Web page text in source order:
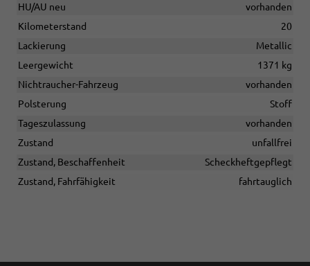
HU/AU neu
vorhanden
Kilometerstand
20
Lackierung
Metallic
Leergewicht
1371 kg
Nichtraucher-Fahrzeug
vorhanden
Polsterung
Stoff
Tageszulassung
vorhanden
Zustand
unfallfrei
Zustand, Beschaffenheit
Scheckheftgepflegt
Zustand, Fahrfähigkeit
fahrtauglich